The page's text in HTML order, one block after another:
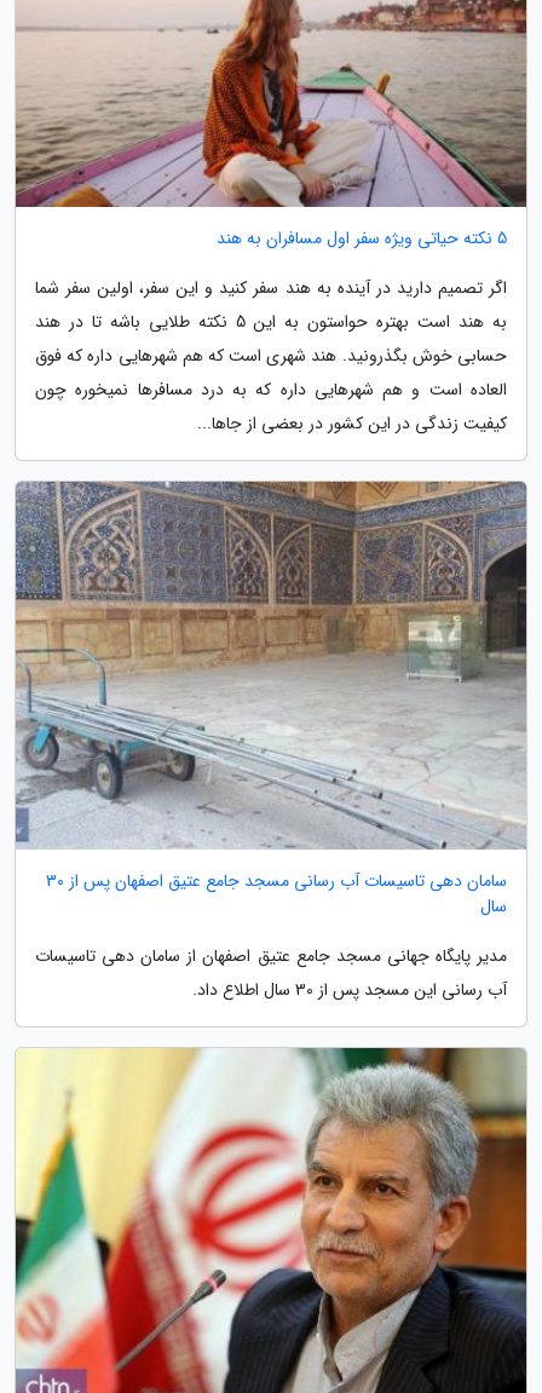
5 نکته حیاتی ویژه سفر اول مسافران به هند
اگر تصمیم دارید در آینده به هند سفر کنید و این سفر، اولین سفر شما
به هند است بهتره حواستون به این 5 نکته طلایی باشه تا در هند
حسابی خوش بگذرونید. هند شهری است که هم شهرهایی داره که فوق
العاده است و هم شهرهایی داره که به درد مسافرها نمیخوره چون
کیفیت زندگی در این کشور در بعضی از جاها...
سامان دهی تاسیسات آب رسانی مسجد جامع عتیق اصفهان پس از 30
سال
مدیر پایگاه جهانی مسجد جامع عتیق اصفهان از سامان دهی تاسیسات
آب رسانی این مسجد پس از 30 سال اطلاع داد.